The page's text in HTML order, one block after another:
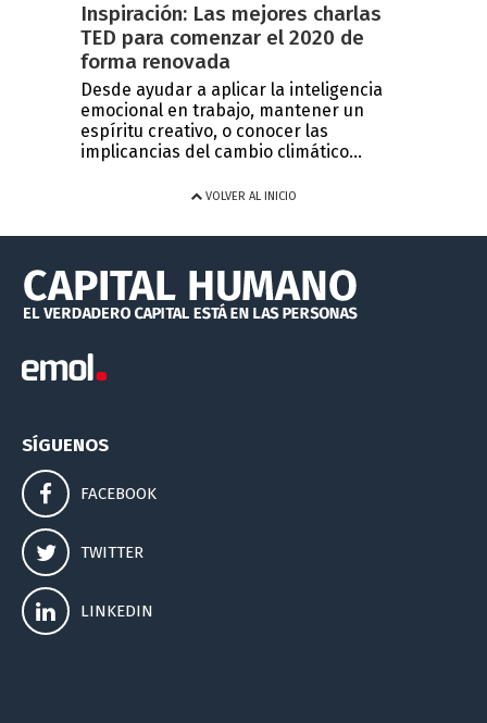
Inspiración: Las mejores charlas
TED para comenzar el 2020 de
forma renovada
Desde ayudar a aplicar la inteligencia
emocional en trabajo, mantener un
espíritu creativo, o conocer las
implicancias del cambio climático...
VOLVER AL INICIO
SÍGUENOS
FACEBOOK
TWITTER
LINKEDIN